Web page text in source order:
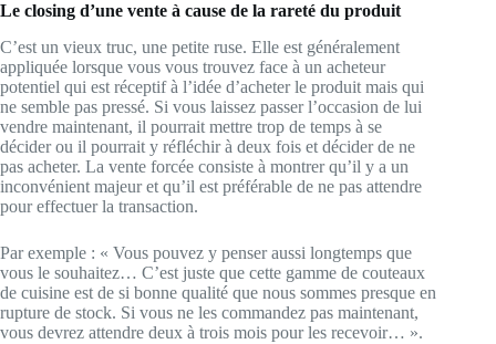
Le closing d’une vente à cause de la rareté du produit
C’est un vieux truc, une petite ruse. Elle est généralement
appliquée lorsque vous vous trouvez face à un acheteur
potentiel qui est réceptif à l’idée d’acheter le produit mais qui
ne semble pas pressé. Si vous laissez passer l’occasion de lui
vendre maintenant, il pourrait mettre trop de temps à se
décider ou il pourrait y réfléchir à deux fois et décider de ne
pas acheter. La vente forcée consiste à montrer qu’il y a un
inconvénient majeur et qu’il est préférable de ne pas attendre
pour effectuer la transaction.
Par exemple : « Vous pouvez y penser aussi longtemps que
vous le souhaitez… C’est juste que cette gamme de couteaux
de cuisine est de si bonne qualité que nous sommes presque en
rupture de stock. Si vous ne les commandez pas maintenant,
vous devrez attendre deux à trois mois pour les recevoir… ».